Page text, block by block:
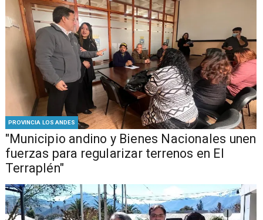
PROVINCIA LOS ANDES
"Municipio andino y Bienes Nacionales unen
fuerzas para regularizar terrenos en El
Terraplén"